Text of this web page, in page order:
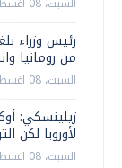
رئيس وزراء
من رومانيا
السبت، 08 اغسطس 2026 04:05 م
زيلينسكي:
لأوروبا لكن
السبت، 08 اغسطس 2026 03:53 م